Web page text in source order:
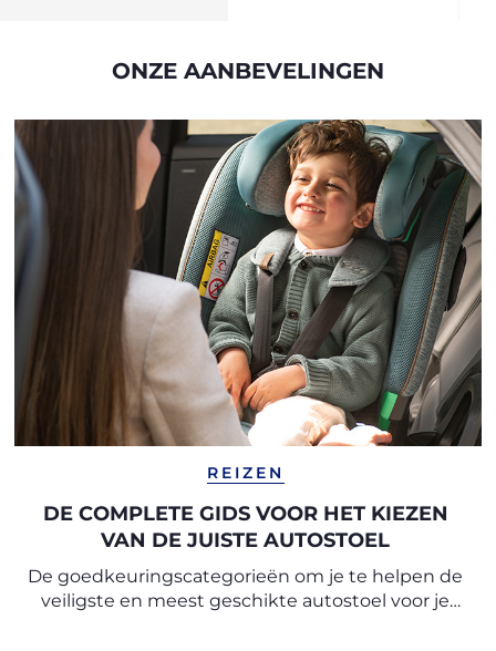
ONZE AANBEVELINGEN
REIZEN
DE COMPLETE GIDS VOOR HET KIEZEN
VAN DE JUISTE AUTOSTOEL
De goedkeuringscategorieën om je te helpen de
veiligste en meest geschikte autostoel voor je